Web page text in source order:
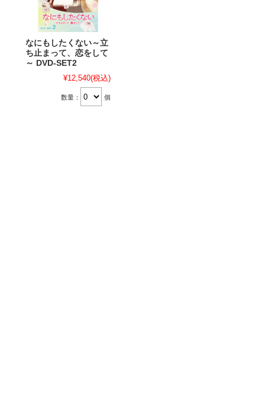
なにもしたくない～立
ち止まって、恋をして
～ DVD-SET2
¥12,540(税込)
数量： 個